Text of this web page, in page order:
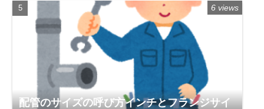
配管のサイズの呼び方インチとフランジサイ
6 views